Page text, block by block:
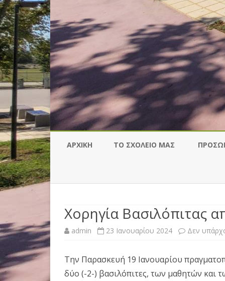
ΑΡΧΙΚΉ ΤΟ ΣΧΟΛΕΊΟ ΜΑΣ
Χορηγία Βασιλόπιτας
admin 23 Ιανουαρίου 2024 Δεν
Την Παρασκευή 19 Ιανουαρίου
δύο (-2-) βασιλόπιτες, των μαθητών και